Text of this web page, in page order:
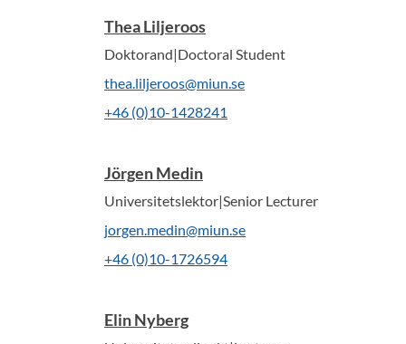
Thea Liljeroos
Doktorand|Doctoral Student
thea.liljeroos@miun.se
+46 (0)10-1428241
Jörgen Medin
Universitetslektor|Senior Lecturer
jorgen.medin@miun.se
+46 (0)10-1726594
Elin Nyberg